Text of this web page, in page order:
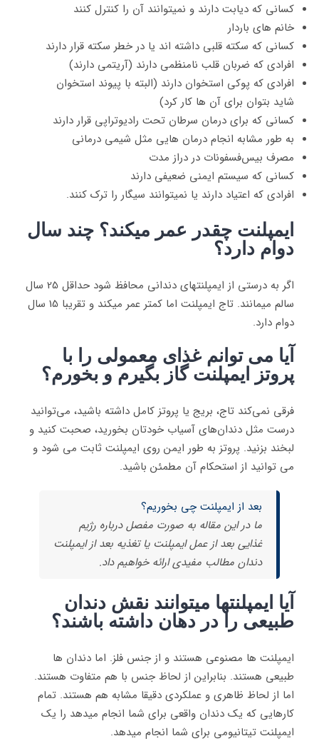
کسانی که دیابت دارند و نمیتوانند آن را کنترل کنند
خانم های باردار
کسانی که سکته قلبی داشته اند یا در خطر سکته قرار دارند
افرادی که ضربان قلب نامنظمی دارند (آریتمی دارند)
افرادی که پوکی استخوان دارند (البته با پیوند استخوان
شاید بتوان برای آن ها کار کرد)
کسانی که برای درمان سرطان تحت رادیوتراپی قرار دارند
به طور مشابه انجام درمان هایی مثل شیمی درمانی
مصرف بیس‌فسفونات در دراز مدت
کسانی که سیستم ایمنی ضعیفی دارند
افرادی که اعتیاد دارند یا نمیتوانند سیگار را ترک کنند.
ایمپلنت چقدر عمر میکند؟ چند سال
دوام دارد؟
اگر به درستی از ایمپلنتهای دندانی محافظ شود حداقل 25 سال
سالم میمانند. تاج ایمپلنت اما کمتر عمر میکند و تقریبا 15 سال
دوام دارد.
آیا می توانم غذای معمولی را با
پروتز ایمپلنت گاز بگیرم و بخورم؟
فرقی نمی‌کند تاج، بریج یا پروتز کامل داشته باشید، می‌توانید
درست مثل دندان‌های آسیاب خودتان بخورید، صحبت کنید و
لبخند بزنید. پروتز به طور ایمن روی ایمپلنت ثابت می شود و
می توانید از استحکام آن مطمئن باشید.
بعد از ایمپلنت چی بخوریم؟
ما در این مقاله به صورت مفصل درباره رژیم
غذایی بعد از عمل ایمپلنت یا تغذیه بعد از ایمپلنت
دندان مطالب مفیدی ارائه خواهیم داد.
آیا ایمپلنتها میتوانند نقش دندان
طبیعی را در دهان داشته باشند؟
ایمپلنت ها مصنوعی هستند و از جنس فلز. اما دندان ها
طبیعی هستند. بنابراین از لحاظ جنس با هم متفاوت هستند.
اما از لحاظ ظاهری و عملکردی دقیقا مشابه هم هستند. تمام
کارهایی که یک دندان واقعی برای شما انجام میدهد را یک
ایمپلنت تیتانیومی برای شما انجام میدهد.